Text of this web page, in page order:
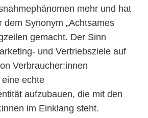
mehr und hat
dem Synonym „Achtsames
gemacht. Der Sinn
und Vertriebsziele auf
Verbraucher:innen
echte
aufzubauen, die mit den
im Einklang steht.